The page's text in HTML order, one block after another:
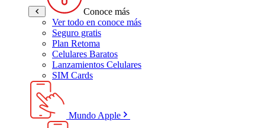
Conoce más
Ver todo en conoce más
Seguro gratis
Plan Retoma
Celulares Baratos
Lanzamientos Celulares
SIM Cards
Mundo Apple